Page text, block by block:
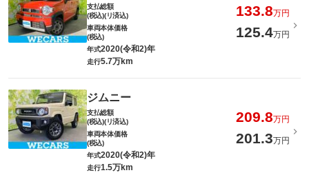
支払総額
(税込)(リ済込)
133.8万円
車両本体価格
(税込)
125.4万円
年式2020(令和2)年
走行5.7万km
ジムニー
支払総額
(税込)(リ済込)
209.8万円
車両本体価格
(税込)
201.3万円
年式2020(令和2)年
走行1.5万km